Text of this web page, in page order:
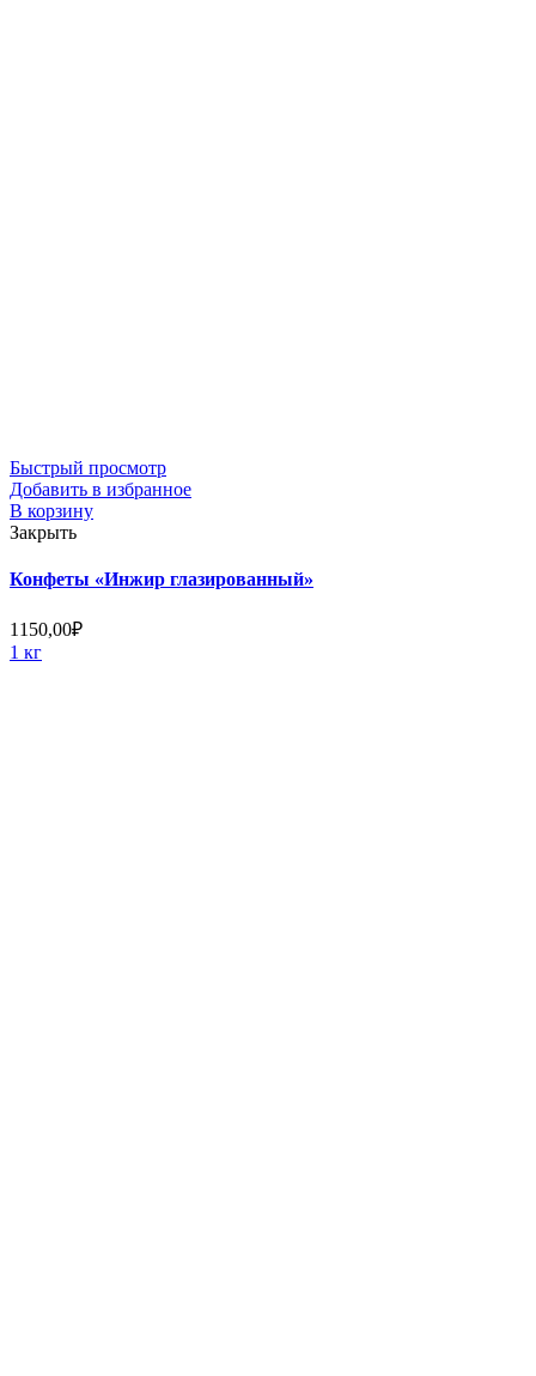
Быстрый просмотр
Добавить в избранное
В корзину
Закрыть
Конфеты «Инжир глазированный»
1150,00₽
1 кг